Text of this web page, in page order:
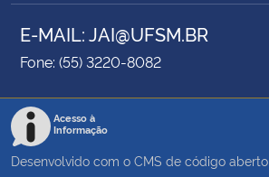
E-MAIL: JAI@UFSM.BR
Fone: (55) 3220-8082
Acesso à
Informação
Desenvolvido com o CMS de código aberto